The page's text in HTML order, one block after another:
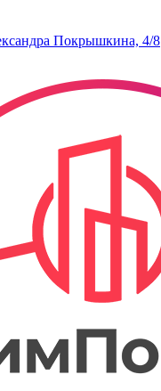
Покрышкина, 4/8